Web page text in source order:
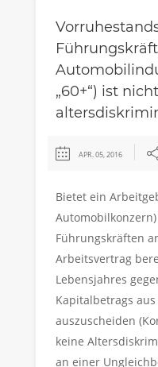
„60+“) ist nicht
APR. 05, 2016
Bietet ein
Führungskräften
Arbeitsvertrag
Lebensjahres
Kapitalbetrags
auszuscheiden
keine
an einer